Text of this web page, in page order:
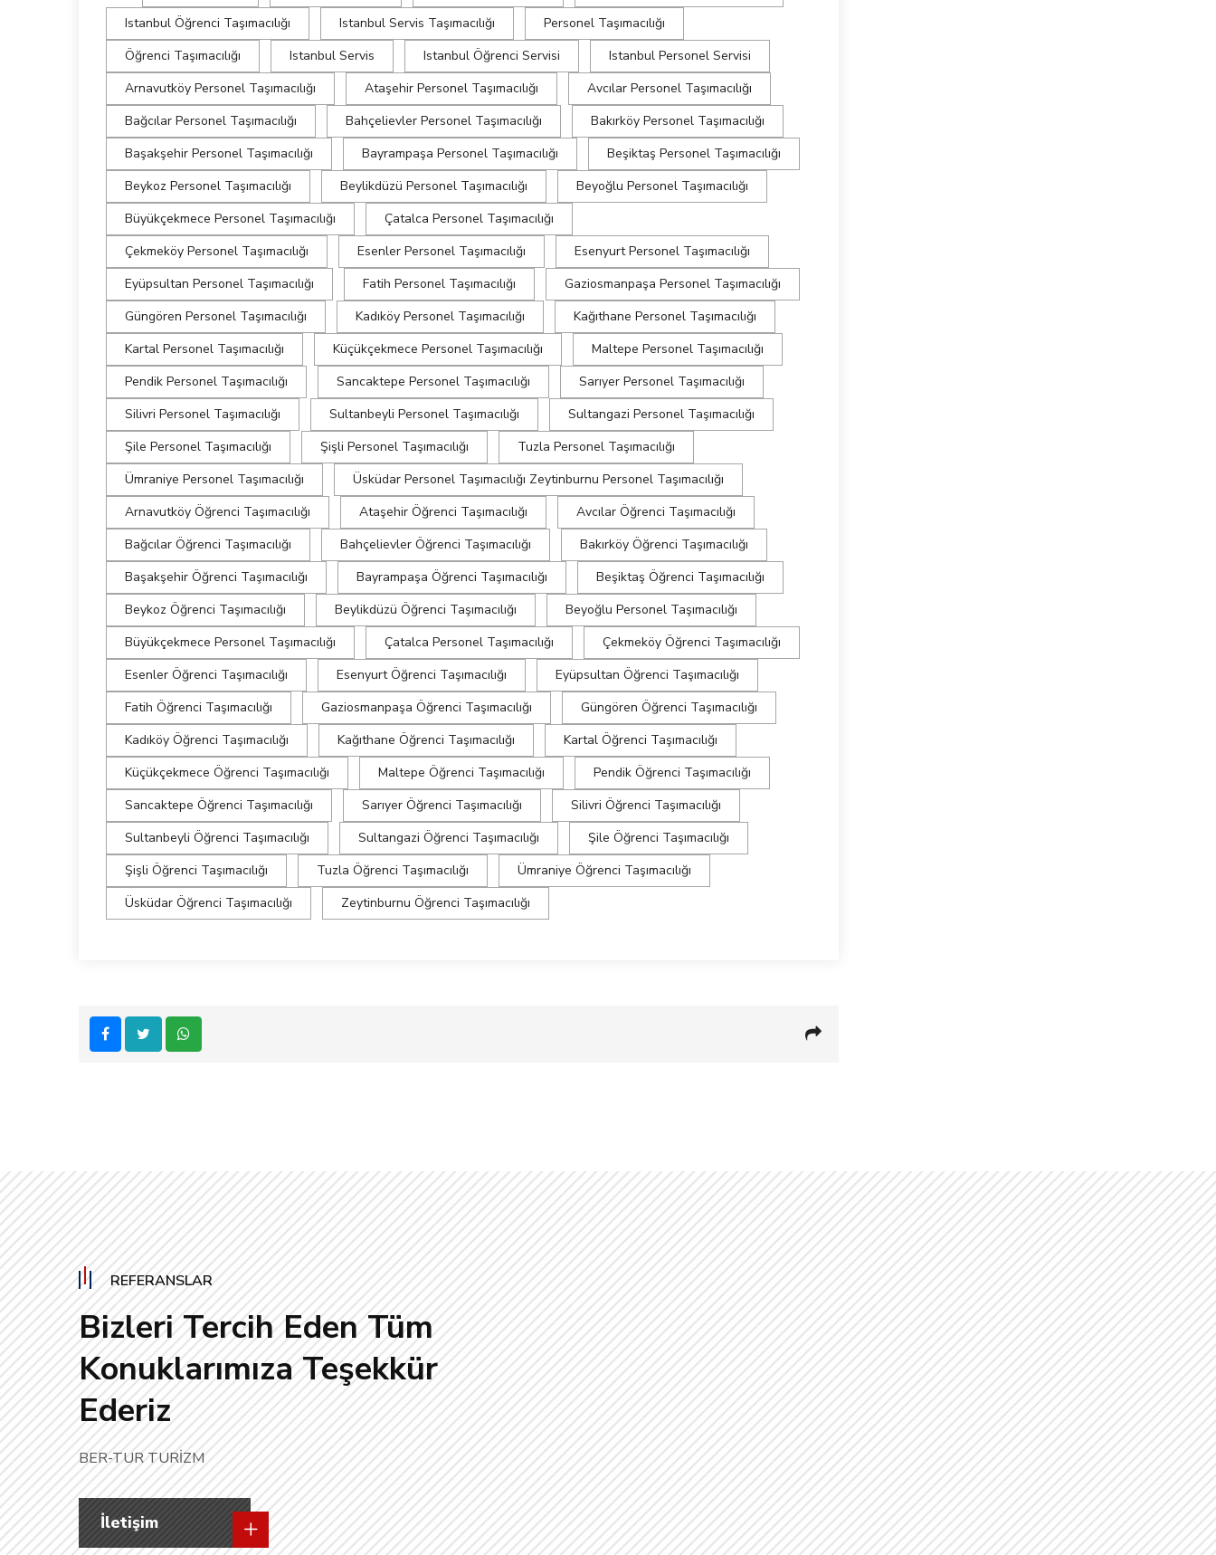
Istanbul Öğrenci Taşımacılığı
Istanbul Servis Taşımacılığı
Personel Taşımacılığı
Öğrenci Taşımacılığı
Istanbul Servis Istanbul Öğrenci Servisi
Istanbul Personel Servisi
Arnavutköy Personel Taşımacılığı
Ataşehir Personel Taşımacılığı
Avcılar Personel Taşımacılığı
Bağcılar Personel Taşımacılığı
Bahçelievler Personel Taşımacılığı
Bakırköy Personel Taşımacılığı
Başakşehir Personel Taşımacılığı
Bayrampaşa Personel Taşımacılığı
Beşiktaş Personel Taşımacılığı
Beykoz Personel Taşımacılığı
Beylikdüzü Personel Taşımacılığı
Beyoğlu Personel Taşımacılığı
Büyükçekmece Personel Taşımacılığı
Çatalca Personel Taşımacılığı
Çekmeköy Personel Taşımacılığı
Esenler Personel Taşımacılığı
Esenyurt Personel Taşımacılığı
Eyüpsultan Personel Taşımacılığı
Fatih Personel Taşımacılığı
Gaziosmanpaşa Personel Taşımacılığı
Güngören Personel Taşımacılığı
Kadıköy Personel Taşımacılığı
Kağıthane Personel Taşımacılığı
Kartal Personel Taşımacılığı
Küçükçekmece Personel Taşımacılığı
Maltepe Personel Taşımacılığı
Pendik Personel Taşımacılığı
Sancaktepe Personel Taşımacılığı
Sarıyer Personel Taşımacılığı
Silivri Personel Taşımacılığı
Sultanbeyli Personel Taşımacılığı
Sultangazi Personel Taşımacılığı
Şile Personel Taşımacılığı
Şişli Personel Taşımacılığı
Tuzla Personel Taşımacılığı
Ümraniye Personel Taşımacılığı
Üsküdar Personel Taşımacılığı Zeytinburnu Personel Taşımacılığı
Arnavutköy Öğrenci Taşımacılığı
Ataşehir Öğrenci Taşımacılığı
Avcılar Öğrenci Taşımacılığı
Bağcılar Öğrenci Taşımacılığı
Bahçelievler Öğrenci Taşımacılığı
Bakırköy Öğrenci Taşımacılığı
Başakşehir Öğrenci Taşımacılığı
Bayrampaşa Öğrenci Taşımacılığı
Beşiktaş Öğrenci Taşımacılığı
Beykoz Öğrenci Taşımacılığı
Beylikdüzü Öğrenci Taşımacılığı
Beyoğlu Personel Taşımacılığı
Büyükçekmece Personel Taşımacılığı
Çatalca Personel Taşımacılığı
Çekmeköy Öğrenci Taşımacılığı
Esenler Öğrenci Taşımacılığı
Esenyurt Öğrenci Taşımacılığı
Eyüpsultan Öğrenci Taşımacılığı
Fatih Öğrenci Taşımacılığı
Gaziosmanpaşa Öğrenci Taşımacılığı
Güngören Öğrenci Taşımacılığı
Kadıköy Öğrenci Taşımacılığı
Kağıthane Öğrenci Taşımacılığı
Kartal Öğrenci Taşımacılığı
Küçükçekmece Öğrenci Taşımacılığı
Maltepe Öğrenci Taşımacılığı
Pendik Öğrenci Taşımacılığı
Sancaktepe Öğrenci Taşımacılığı
Sarıyer Öğrenci Taşımacılığı
Silivri Öğrenci Taşımacılığı
Sultanbeyli Öğrenci Taşımacılığı
Sultangazi Öğrenci Taşımacılığı
Şile Öğrenci Taşımacılığı
Şişli Öğrenci Taşımacılığı
Tuzla Öğrenci Taşımacılığı
Ümraniye Öğrenci Taşımacılığı
Üsküdar Öğrenci Taşımacılığı
Zeytinburnu Öğrenci Taşımacılığı
REFERANSLAR
Bizleri Tercih Eden Tüm
Konuklarımıza Teşekkür
Ederiz
BER-TUR TURİZM
İletişim